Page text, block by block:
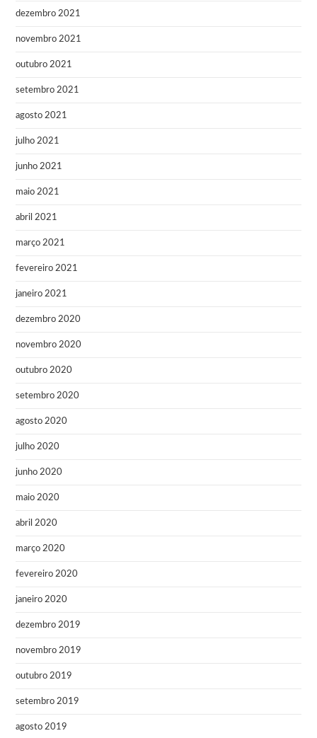
dezembro 2021
novembro 2021
outubro 2021
setembro 2021
agosto 2021
julho 2021
junho 2021
maio 2021
abril 2021
março 2021
fevereiro 2021
janeiro 2021
dezembro 2020
novembro 2020
outubro 2020
setembro 2020
agosto 2020
julho 2020
junho 2020
maio 2020
abril 2020
março 2020
fevereiro 2020
janeiro 2020
dezembro 2019
novembro 2019
outubro 2019
setembro 2019
agosto 2019